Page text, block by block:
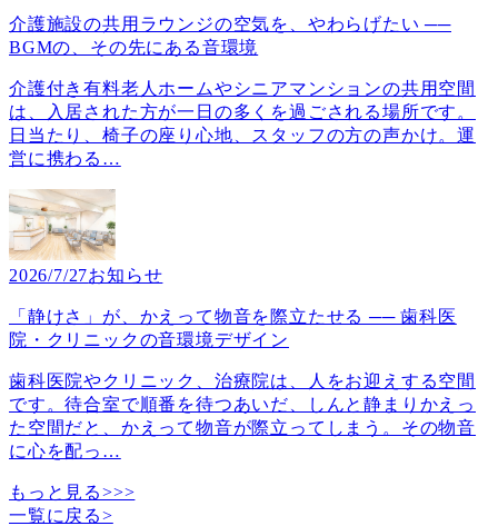
介護施設の共用ラウンジの空気を、やわらげたい ──
BGMの、その先にある音環境
介護付き有料老人ホームやシニアマンションの共用空間
は、入居された方が一日の多くを過ごされる場所です。
日当たり、椅子の座り心地、スタッフの方の声かけ。運
営に携わる …
2026/7/27お知らせ
「静けさ」が、かえって物音を際立たせる ── 歯科医
院・クリニックの音環境デザイン
歯科医院やクリニック、治療院は、人をお迎えする空間
です。待合室で順番を待つあいだ、しんと静まりかえっ
た空間だと、かえって物音が際立ってしまう。その物音
に心を配っ …
もっと見る>>>
一覧に戻る>